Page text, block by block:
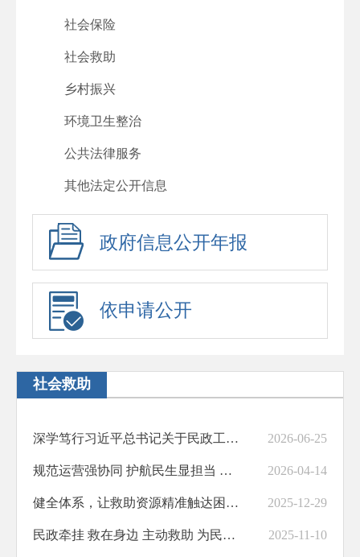
社会保险
社会救助
乡村振兴
环境卫生整治
公共法律服务
其他法定公开信息
政府信息公开年报
依申请公开
社会救助
深学笃行习近平总书记关于民政工作重要论述筑牢基本民生保障发展根基 2026-06-25
规范运营强协同 护航民生显担当 ——临夏州成功举办道路交通事故社会救助基金管理使用培训会 2026-04-14
健全体系，让救助资源精准触达困难群众——2025年社会救助工作综述 2025-12-29
民政牵挂 救在身边 主动救助 为民解困”社会救助行动倡议书 2025-11-10